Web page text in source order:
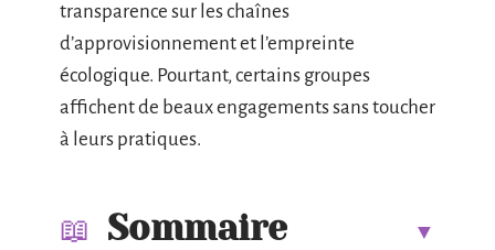
transparence sur les chaînes
d’approvisionnement et l’empreinte
écologique. Pourtant, certains groupes
affichent de beaux engagements sans toucher
à leurs pratiques.
Sommaire